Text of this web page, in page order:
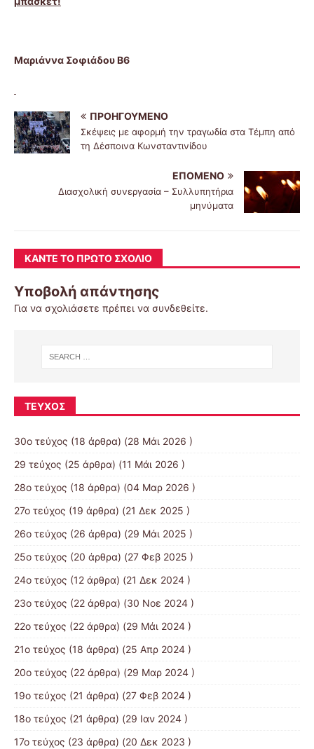
Μαριάννα Σοφιάδου Β6
ΠΡΟΗΓΟΎΜΕΝΟ
Σκέψεις με αφορμή την τραγωδία στα Τέμπη από
τη Δέσποινα Κωνσταντινίδου
ΕΠΌΜΕΝΟ
Διασχολική συνεργασία – Συλλυπητήρια
μηνύματα
ΚΆΝΤΕ ΤΟ ΠΡΏΤΟ ΣΧΌΛΙΟ
Υποβολή απάντησης
Για να σχολιάσετε πρέπει να συνδεθείτε.
ΤΕΎΧΟΣ
30ο τεύχος (18 άρθρα) (28 Μάι 2026 )
29 τεύχος (25 άρθρα) (11 Μάι 2026 )
28ο τεύχος (18 άρθρα) (04 Μαρ 2026 )
27ο τεύχος (19 άρθρα) (21 Δεκ 2025 )
26ο τεύχος (26 άρθρα) (29 Μάι 2025 )
25ο τεύχος (20 άρθρα) (27 Φεβ 2025 )
24ο τεύχος (12 άρθρα) (21 Δεκ 2024 )
23ο τεύχος (22 άρθρα) (30 Νοε 2024 )
22ο τεύχος (22 άρθρα) (29 Μάι 2024 )
21o τεύχος (18 άρθρα) (25 Απρ 2024 )
20ο τεύχος (22 άρθρα) (29 Μαρ 2024 )
19ο τεύχος (21 άρθρα) (27 Φεβ 2024 )
18ο τεύχος (21 άρθρα) (29 Ιαν 2024 )
17o τεύχος (23 άρθρα) (20 Δεκ 2023 )